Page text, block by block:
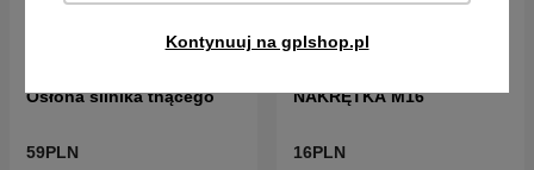
Kontynuuj na gplshop.pl
Osłona silnika tnącego
59PLN
NAKRĘTKA M16
16PLN